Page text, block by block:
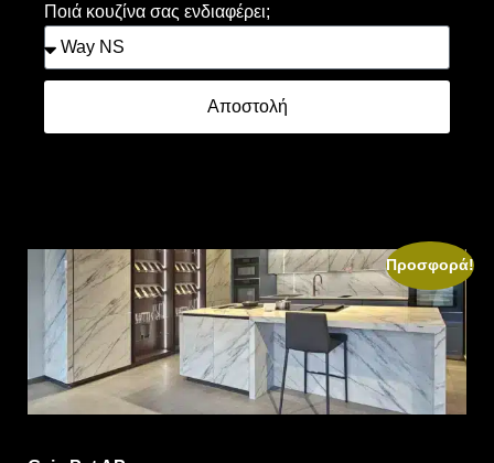
Ποιά κουζίνα σας ενδιαφέρει;
Αποστολή
Προσφορά!